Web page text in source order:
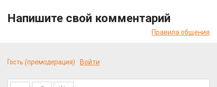
Напишите свой комментарий
Правила общения
Гость (премодерация) Войти